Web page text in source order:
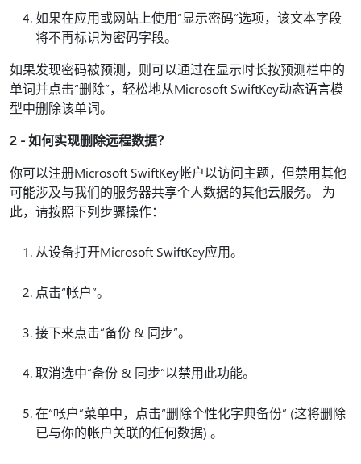
如果在应用或网站上使用“显示密码”选项，该文本字段
将不再标识为密码字段。
如果发现密码被预测，则可以通过在显示时长按预测栏中的
单词并点击“删除”，轻松地从Microsoft SwiftKey动态语言模
型中删除该单词。
2 - 如何实现删除远程数据？
你可以注册Microsoft SwiftKey帐户以访问主题，但禁用其他
可能涉及与我们的服务器共享个人数据的其他云服务。 为
此，请按照下列步骤操作：
从设备打开Microsoft SwiftKey应用。
点击“帐户”。
接下来点击“备份 & 同步”。
取消选中“备份 & 同步”以禁用此功能。
在“帐户”菜单中，点击“删除个性化字典备份” (这将删除
已与你的帐户关联的任何数据) 。